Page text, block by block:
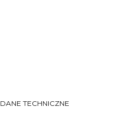
DANE TECHNICZNE